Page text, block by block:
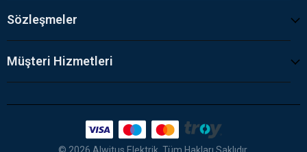
Sözleşmeler
Müşteri Hizmetleri